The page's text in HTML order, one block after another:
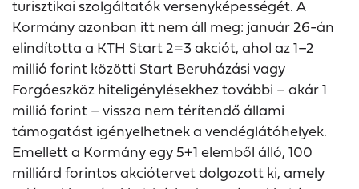
turisztikai szolgáltatók versenyképességét. A
Kormány azonban itt nem áll meg: január 26-án
elindította a KTH Start 2=3 akciót, ahol az 1–2
millió forint közötti Start Beruházási vagy
Forgóeszköz hiteligénylésekhez további – akár 1
millió forint – vissza nem térítendő állami
támogatást igényelhetnek a vendéglátóhelyek.
Emellett a Kormány egy 5+1 elemből álló, 100
milliárd forintos akciótervet dolgozott ki, amely